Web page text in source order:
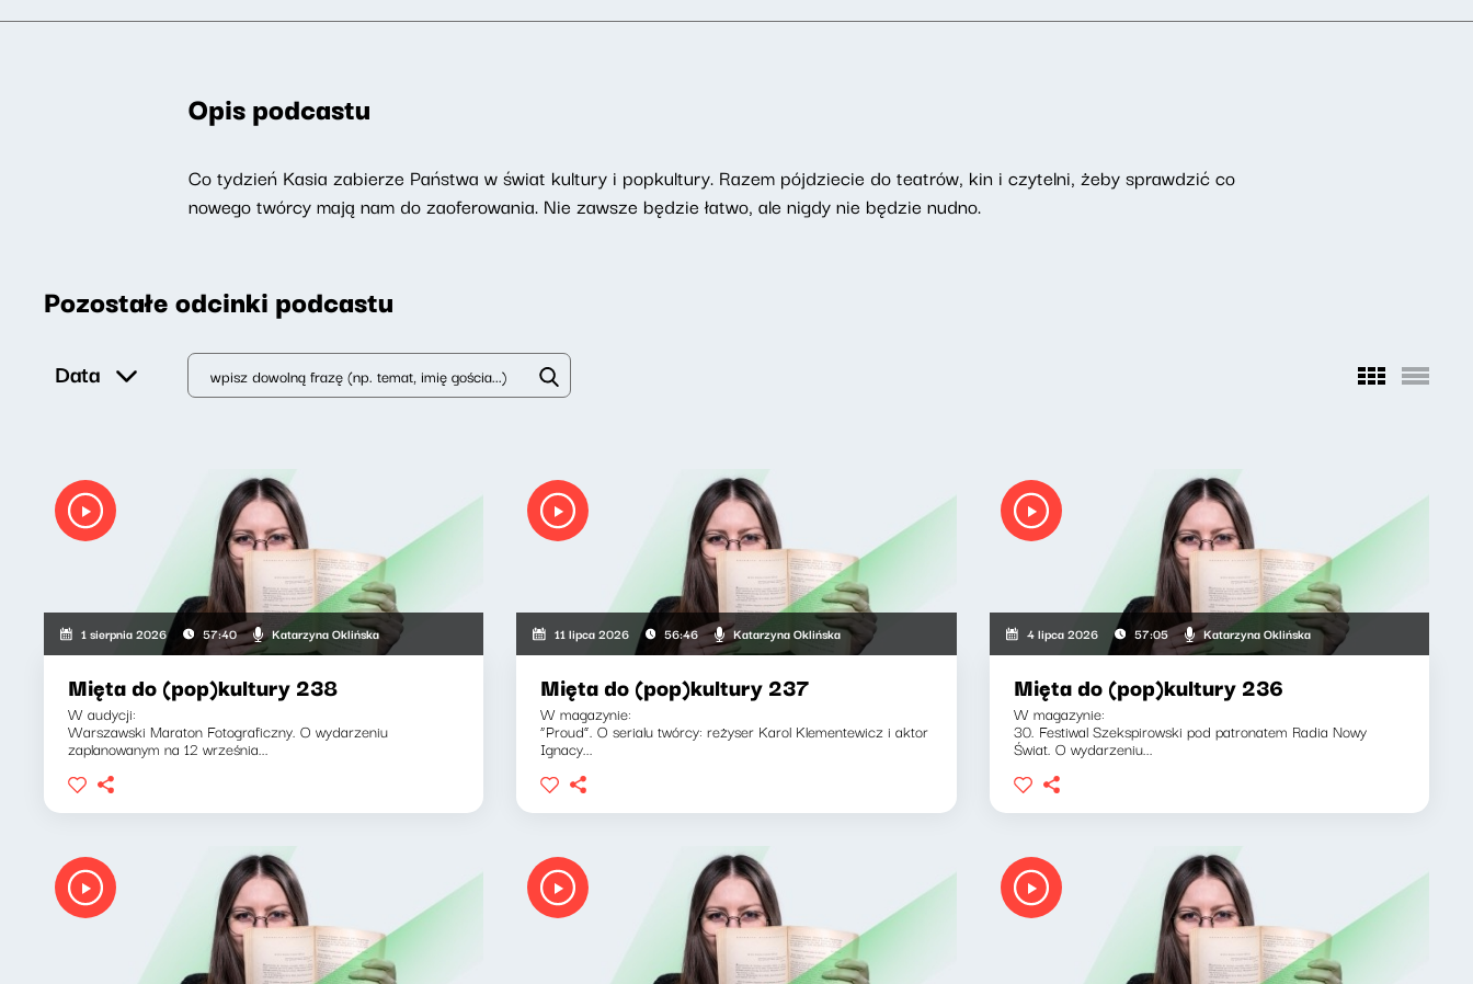
Opis podcastu
Co tydzień Kasia zabierze Państwa w świat kultury i popkultury. Razem pójdziecie do teatrów, kin i czytelni, żeby sprawdzić co
nowego twórcy mają nam do zaoferowania. Nie zawsze będzie łatwo, ale nigdy nie będzie nudno.
Pozostałe odcinki podcastu
Data
1 sierpnia 2026 57:40 Katarzyna Oklińska
Mięta do (pop)kultury 238
W audycji:
Warszawski Maraton Fotograficzny. O wydarzeniu
zaplanowanym na 12 września...
11 lipca 2026 56:46 Katarzyna Oklińska
Mięta do (pop)kultury 237
W magazynie:
“Proud”. O serialu twórcy: reżyser Karol Klementewicz i aktor
Ignacy...
4 lipca 2026 57:05 Katarzyna Oklińska
Mięta do (pop)kultury 236
W magazynie:
30. Festiwal Szekspirowski pod patronatem Radia Nowy
Świat. O wydarzeniu...